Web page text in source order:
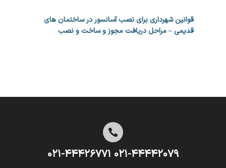
قوانین شهرداری برای نصب آسانسور در ساختمان های
قدیمی – مراحل دریافت مجوز و ساخت و نصب

۰۲۱-۴۴۴۴۲۰۷۹ ۰۲۱-۴۴۴۲۶۷۷۱